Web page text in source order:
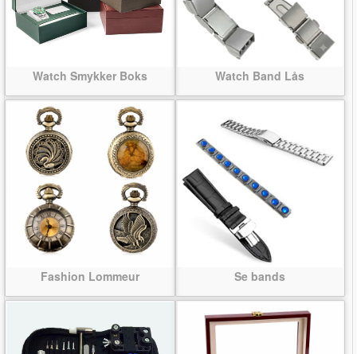
Watch Smykker Boks Watch Band Lås
Fashion Lommeur Se bands